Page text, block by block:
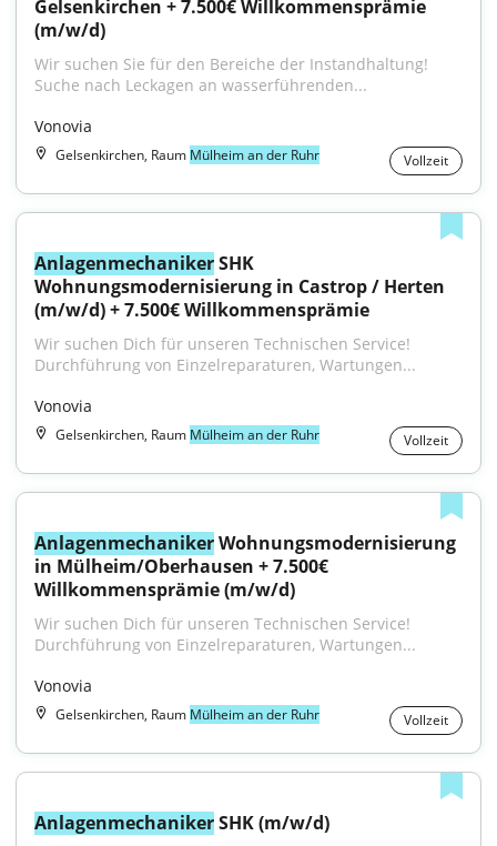
Gelsenkirchen + 7.500€ Willkommensprämie
(m/w/d)
Wir suchen Sie für den Bereiche der Instandhaltung!
Suche nach Leckagen an wasserführenden...
Vonovia
Gelsenkirchen, Raum Mülheim an der Ruhr Vollzeit
Anlagenmechaniker SHK
Wohnungsmodernisierung in Castrop / Herten
(m/w/d) + 7.500€ Willkommensprämie
Wir suchen Dich für unseren Technischen Service!
Durchführung von Einzelreparaturen, Wartungen...
Vonovia
Gelsenkirchen, Raum Mülheim an der Ruhr Vollzeit
Anlagenmechaniker Wohnungsmodernisierung
in Mülheim/Oberhausen + 7.500€
Willkommensprämie (m/w/d)
Wir suchen Dich für unseren Technischen Service!
Durchführung von Einzelreparaturen, Wartungen...
Vonovia
Gelsenkirchen, Raum Mülheim an der Ruhr Vollzeit
Anlagenmechaniker SHK (m/w/d)